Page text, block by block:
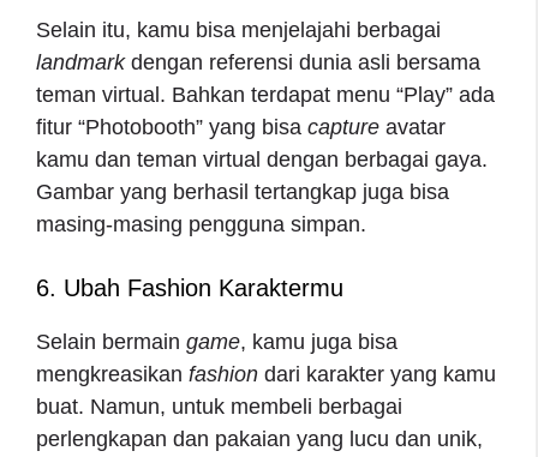
Selain itu, kamu bisa menjelajahi berbagai
landmarkdengan referensi dunia asli bersama
teman virtual. Bahkan terdapat menu “Play” ada
fitur “Photobooth” yang bisa capture avatar
kamu dan teman virtual dengan berbagai gaya.
Gambar yang berhasil tertangkap juga bisa
masing-masing pengguna simpan.
6. Ubah Fashion Karaktermu
Selain bermain game, kamu juga bisa
mengkreasikan fashion dari karakter yang kamu
buat. Namun, untuk membeli berbagai
perlengkapan dan pakaian yang lucu dan unik,